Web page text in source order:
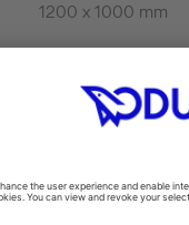
1200 x 1000 mm